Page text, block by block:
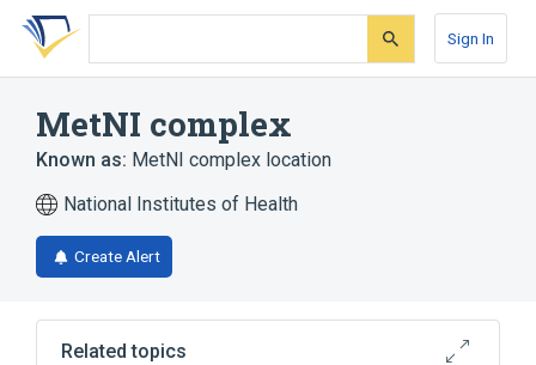
Skip
search
Skip
Skip
account
Sign In
MetNI complex
Known as: MetNI complex location
National Institutes of Health
Create Alert
Related topics